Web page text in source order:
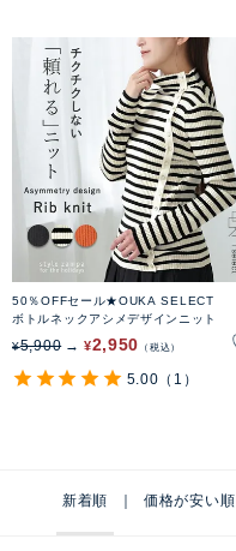
50％OFFセール★OUKA SELECT
ボトルネックアシメデザインニット
¥5,900 ¥2,950 税込
5.00 （1）
新着順 価格が安い順